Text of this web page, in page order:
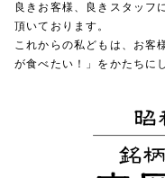
良きお客様、良きスタッフ
頂いております。
これからの私どもは、お客
が食べたい！」をかたちに